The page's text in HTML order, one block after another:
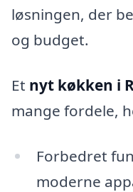
løsningen, der
og budget.
Et nyt køkken i
mange fordele,
Forbedret
moderne